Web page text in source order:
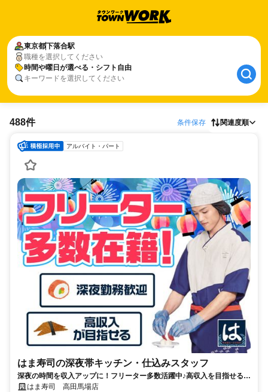
東京都下落合駅
職種を選択してください
時間や曜日が選べる・シフト自由
キーワードを選択してください
488件 条件保存 関連度順
アルバイト・パート
はま寿司の深夜帯キッチン・仕込みスタッフ
深夜の時間を収入アップに！フリーター多数活躍中♪高収入を目指せる環
境です！
はま寿司 高田馬場店